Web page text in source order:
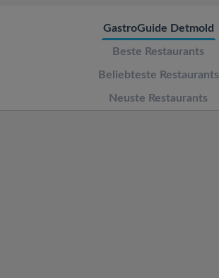
GastroGuide Detmold
Beste Restaurants
Beliebteste Restaurants
Neuste Restaurants